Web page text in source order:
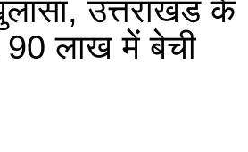
उत्तराखंड के
लाख में बेची